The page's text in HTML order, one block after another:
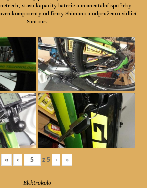
stavu kapacity baterie a momentální spotřeby
komponenty od firmy Shimano a odpruženou vidlicí
Suntour.
« ‹ z5 › »
Elektrokolo